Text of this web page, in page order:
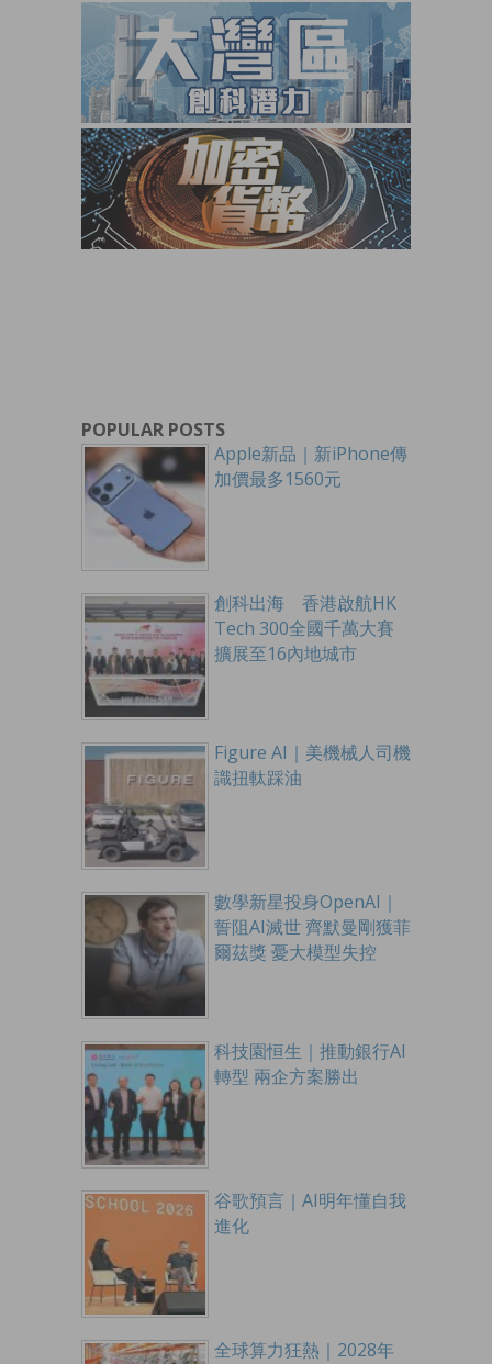
POPULAR POSTS
Apple新品｜新iPhone傳
加價最多1560元
創科出海 香港啟航HK
Tech 300全國千萬大賽
擴展至16內地城市
Figure AI｜美機械人司機
識扭軚踩油
數學新星投身OpenAI｜
誓阻AI滅世 齊默曼剛獲菲
爾茲獎 憂大模型失控
科技園恒生｜推動銀行AI
轉型 兩企方案勝出
谷歌預言｜AI明年懂自我
進化
全球算力狂熱｜2028年